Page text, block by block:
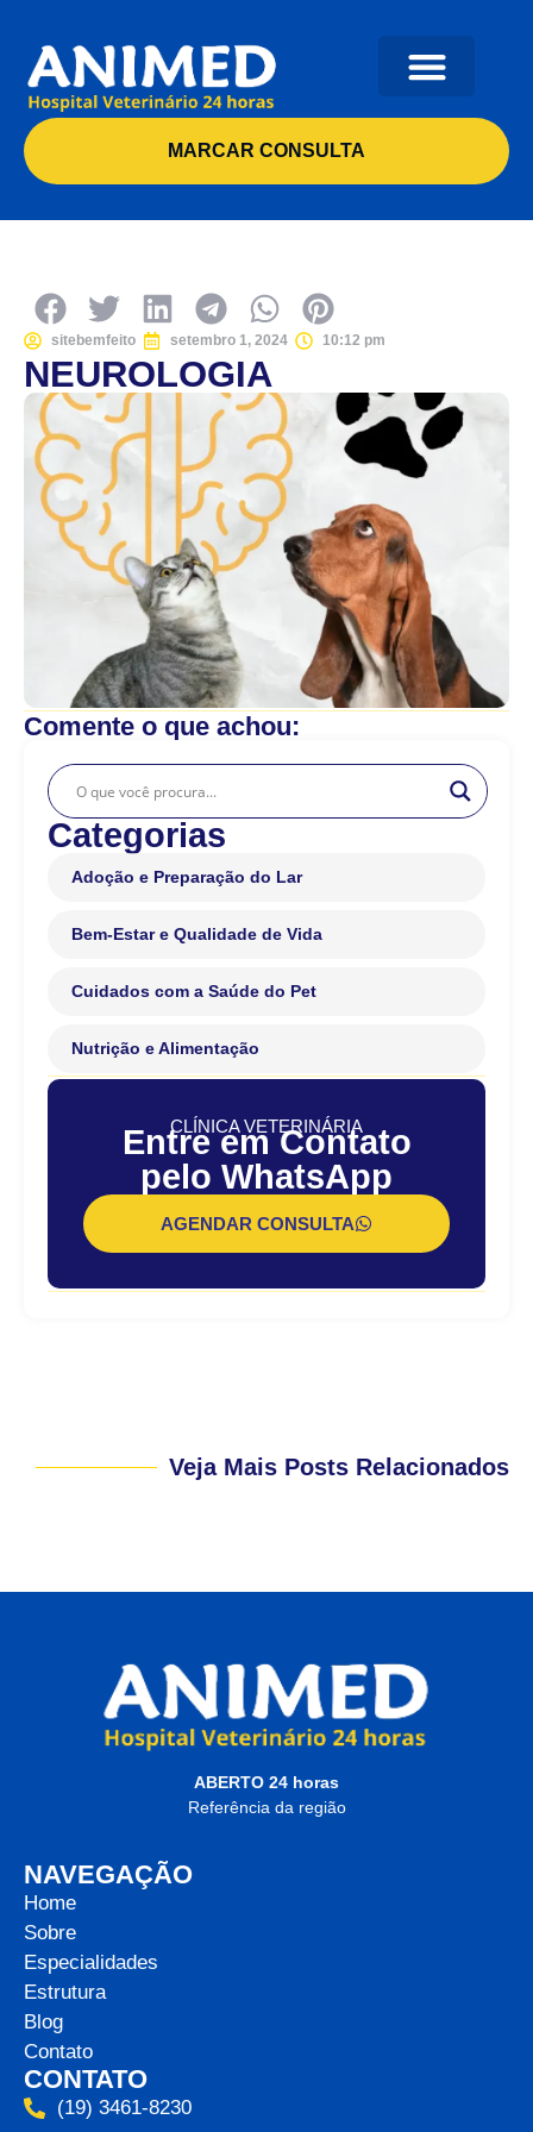
MARCAR CONSULTA
sitebemfeito setembro 1, 2024 10:12 pm
NEUROLOGIA
Comente o que achou:
Categorias
Adoção e Preparação do Lar
Bem-Estar e Qualidade de Vida
Cuidados com a Saúde do Pet
Nutrição e Alimentação
CLÍNICA VETERINÁRIA
Entre em Contato
pelo WhatsApp
AGENDAR CONSULTA
Veja Mais Posts Relacionados
ABERTO 24 horas
Referência da região
NAVEGAÇÃO
Home
Sobre
Especialidades
Estrutura
Blog
Contato
CONTATO
(19) 3461-8230